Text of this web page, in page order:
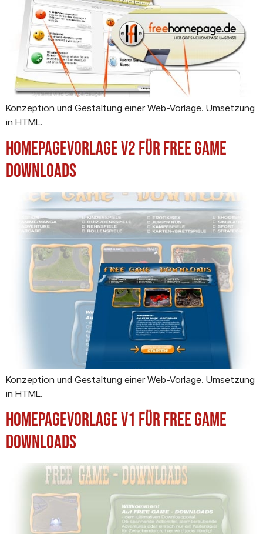
Konzeption und Gestaltung einer Web-Vorlage. Umsetzung
in HTML.
Homepagevorlage v2 für Free Game
Downloads
Konzeption und Gestaltung einer Web-Vorlage. Umsetzung
in HTML.
Homepagevorlage v1 für Free Game
Downloads